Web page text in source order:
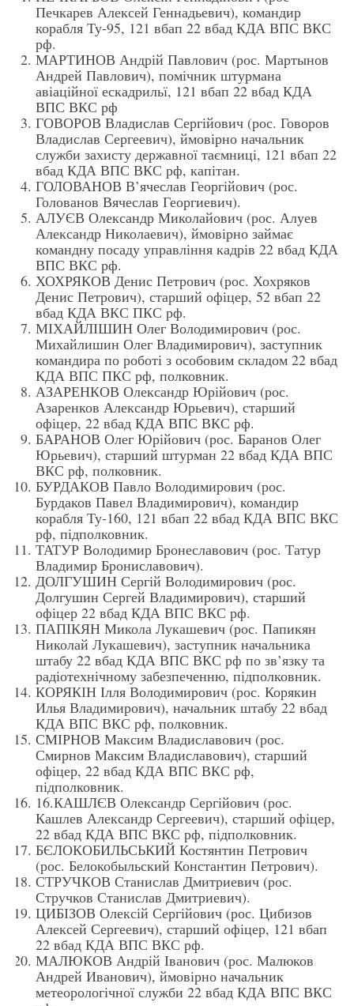
Печкарев Алексей Геннадьевич), командир
корабля Ту-95, 121 вбап 22 вбад КДА ВПС ВКС
рф.
МАРТИНОВ Андрій Павлович (рос. Мартынов
Андрей Павлович), помічник штурмана
авіаційної ескадрильї, 121 вбап 22 вбад КДА
ВПС ВКС рф
ГОВОРОВ Владислав Сергійович (рос. Говоров
Владислав Сергеевич), ймовірно начальник
служби захисту державної таємниці, 121 вбап 22
вбад КДА ВПС ВКС рф, капітан.
ГОЛОВАНОВ В’ячеслав Георгійович (рос.
Голованов Вячеслав Георгиевич).
АЛУЄВ Олександр Миколайович (рос. Алуев
Александр Николаевич), ймовірно займає
командну посаду управління кадрів 22 вбад КДА
ВПС ВКС рф.
ХОХРЯКОВ Денис Петрович (рос. Хохряков
Денис Петрович), старший офіцер, 52 вбап 22
вбад КДА ВКС ПКС рф.
МІХАЙЛІШИН Олег Володимирович (рос.
Михайлишин Олег Владимирович), заступник
командира по роботі з особовим складом 22 вбад
КДА ВПС ПКС рф, полковник.
АЗАРЕНКОВ Олександр Юрійович (рос.
Азаренков Александр Юрьевич), старший
офіцер, 22 вбад КДА ВПС ВКС рф.
БАРАНОВ Олег Юрійович (рос. Баранов Олег
Юрьевич), старший штурман 22 вбад КДА ВПС
ВКС рф, полковник.
БУРДАКОВ Павло Володимирович (рос.
Бурдаков Павел Владимирович), командир
корабля Ту-160, 121 вбап 22 вбад КДА ВПС ВКС
рф, підполковник.
ТАТУР Володимир Бронеславович (рос. Татур
Владимир Брониславович).
ДОЛГУШИН Сергій Володимирович (рос.
Долгушин Сергей Владимирович), старший
офіцер 22 вбад КДА ВПС ВКС рф.
ПАПІКЯН Микола Лукашевич (рос. Папикян
Николай Лукашевич), заступник начальника
штабу 22 вбад КДА ВПС ВКС рф по зв’язку та
радіотехнічному забезпеченню, підполковник.
КОРЯКІН Ілля Володимирович (рос. Корякин
Илья Владимирович), начальник штабу 22 вбад
КДА ВПС ВКС рф, полковник.
СМІРНОВ Максим Владиславович (рос.
Смирнов Максим Владиславович), старший
офіцер, 22 вбад КДА ВПС ВКС рф,
підполковник.
16.КАШЛЄВ Олександр Сергійович (рос.
Кашлев Александр Сергеевич), старший офіцер,
22 вбад КДА ВПС ВКС рф, підполковник.
БЄЛОКОБИЛЬСЬКИЙ Костянтин Петрович
(рос. Белокобыльский Константин Петрович).
СТРУЧКОВ Станислав Дмитриевич (рос.
Стручков Станислав Дмитриевич).
ЦИБІЗОВ Олексій Сергійович (рос. Цибизов
Алексей Сергеевич), старший офіцер, 121 вбап
22 вбад КДА ВПС ВКС рф.
МАЛЮКОВ Андрій Іванович (рос. Малюков
Андрей Иванович), ймовірно начальник
метеорологічної служби 22 вбад КДА ВПС ВКС